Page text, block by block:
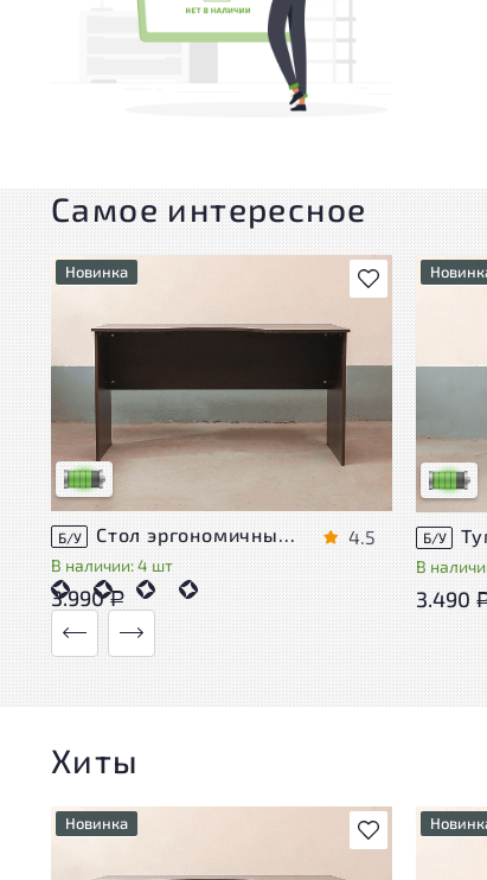
Самое интересное
В избранное
Новинка
У товара присутствуют незначительные
следы эксплуатации, не влияющие на
удобство его использования
Низкая степень износа
Б/У Стол эргономичный ЛДСП Венге
В наличии: 4 шт
4.5
3.990Р
У
следы
Низкая
Б/У
В
3.490
Хиты
В избранное
Новинка